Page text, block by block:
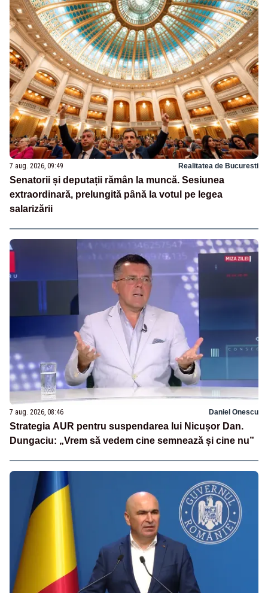
7 aug. 2026, 09:49 Realitatea de Bucuresti
Senatorii și deputații rămân la muncă. Sesiunea
extraordinară, prelungită până la votul pe legea
salarizării
7 aug. 2026, 08:46 Daniel Onescu
Strategia AUR pentru suspendarea lui Nicușor Dan.
Dungaciu: „Vrem să vedem cine semnează și cine nu”